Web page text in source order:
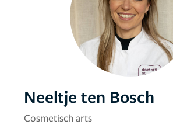
Neeltje ten Bosch
Cosmetisch arts